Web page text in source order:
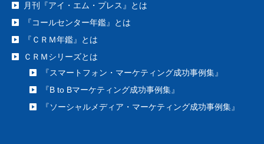
月刊『アイ・エム・プレス』とは
『コールセンター年鑑』とは
『ＣＲＭ年鑑』とは
ＣＲＭシリーズとは
『スマートフォン・マーケティング成功事例集』
『B to Bマーケティング成功事例集』
『ソーシャルメディア・マーケティング成功事例集』